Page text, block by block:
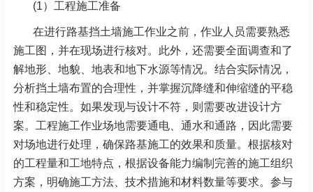
(1）工程施工准备
在进行路基挡土墙施工作业之前，作业人员需要熟悉
施工图，并在现场进行核对。此外，还需要全面调查和了
解地形、地貌、地表和地下水源等情况。结合实际情况，
分析挡土墙布置的合理性，并掌握沉降缝和伸缩缝的平稳
性和稳定性。如果发现与设计不符，则需要改进设计方
案。工程施工作业场地需要通电、通水和通路，因此需要
对场地进行处理，确保路基施工的效果和质量。根据核对
的工程量和工地特点，根据设备能力编制完善的施工组织
方案，明确施工方法、技术措施和材料数量等要求。参与